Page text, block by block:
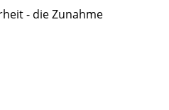
- die Zunahme